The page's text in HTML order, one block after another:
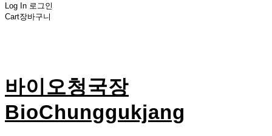
Log In 로그인
Cart장바구니
바이오청국장
BioChunggukjang